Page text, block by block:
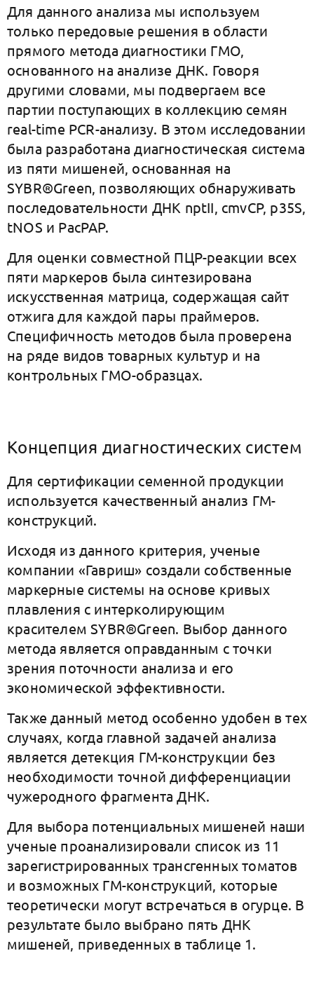
Для данного анализа мы используем
только передовые решения в области
прямого метода диагностики ГМО,
основанного на анализе ДНК. Говоря
другими словами, мы подвергаем все
партии поступающих в коллекцию семян
real-time PCR-анализу. В этом исследовании
была разработана диагностическая система
из пяти мишеней, основанная на
SYBR®Green, позволяющих обнаруживать
последовательности ДНК nptII, cmvCP, p35S,
tNOS и PacPAP.
Для оценки совместной ПЦР-реакции всех
пяти маркеров была синтезирована
искусственная матрица, содержащая сайт
отжига для каждой пары праймеров.
Специфичность методов была проверена
на ряде видов товарных культур и на
контрольных ГМО-образцах.
Концепция диагностических систем
Для сертификации семенной продукции
используется качественный анализ ГМ-
конструкций.
Исходя из данного критерия, ученые
компании «Гавриш» создали собственные
маркерные системы на основе кривых
плавления с интерколирующим
красителем SYBR®Green. Выбор данного
метода является оправданным с точки
зрения поточности анализа и его
экономической эффективности.
Также данный метод особенно удобен в тех
случаях, когда главной задачей анализа
является детекция ГМ-конструкции без
необходимости точной дифференциации
чужеродного фрагмента ДНК.
Для выбора потенциальных мишеней наши
ученые проанализировали список из 11
зарегистрированных трансгенных томатов
и возможных ГМ-конструкций, которые
теоретически могут встречаться в огурце. В
результате было выбрано пять ДНК
мишеней, приведенных в таблице 1.